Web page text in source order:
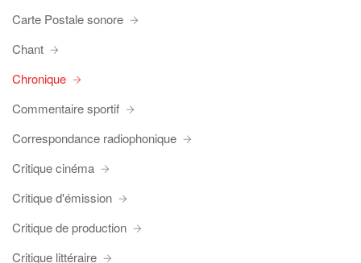
Carte Postale sonore
Chant
Chronique
Commentaire sportif
Correspondance radiophonique
Critique cinéma
Critique d'émission
Critique de production
Critique littéraire